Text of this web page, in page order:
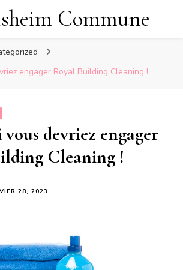
Commune
engager Royal Building Cleaning !
devriez engager
Cleaning !
28, 2023